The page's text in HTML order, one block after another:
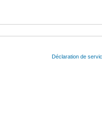
Déclaration de